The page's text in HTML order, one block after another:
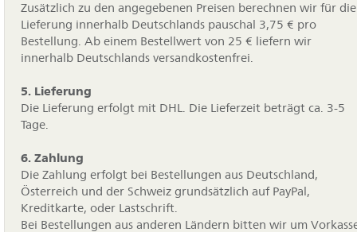
Zusätzlich zu den angegebenen Preisen berechnen wir für die
Lieferung innerhalb Deutschlands pauschal 3,75 € pro
Bestellung. Ab einem Bestellwert von 25 € liefern wir
innerhalb Deutschlands versandkostenfrei.
5. Lieferung
Die Lieferung erfolgt mit DHL. Die Lieferzeit beträgt ca. 3-5
Tage.
6. Zahlung
Die Zahlung erfolgt bei Bestellungen aus Deutschland,
Österreich und der Schweiz grundsätzlich auf PayPal,
Kreditkarte, oder Lastschrift.
Bei Bestellungen aus anderen Ländern bitten wir um